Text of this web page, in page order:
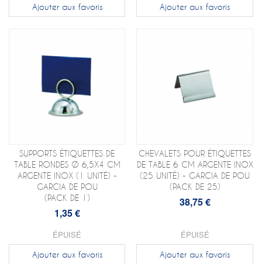
Ajouter aux favoris Ajouter aux favoris
SUPPORTS ÉTIQUETTES DE
TABLE RONDES Ø 6,5X4 CM
ARGENTE INOX (1 UNITÉ) -
GARCIA DE POU
(PACK DE 1)
1,35 €
ÉPUISÉ
Ajouter aux favoris
CHEVALETS POUR ÉTIQUETTES
DE TABLE 6 CM ARGENTE INOX
(25 UNITÉ) - GARCIA DE POU
(PACK DE 25)
38,75 €
ÉPUISÉ
Ajouter aux favoris